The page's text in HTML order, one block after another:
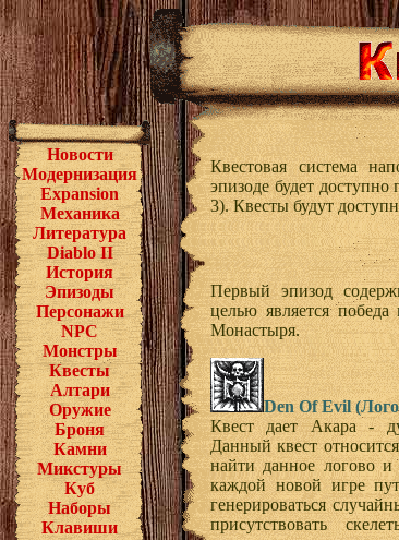
Новости
Модернизация
Expansion
Механика
Литература
Diablo II
История
Эпизоды
Персонажи
NPC
Монстры
Квесты
Алтари
Оружие
Броня
Камни
Микстуры
Куб
Наборы
Клавиши
Квестовая система
эпизоде будет доступно
3). Квесты будут
Первый эпизод
целью является
Монастыря.
Den Of Evil
Квест дает Акара -
Данный квест
найти данное логово
каждой новой игре
генерироваться
присутствовать